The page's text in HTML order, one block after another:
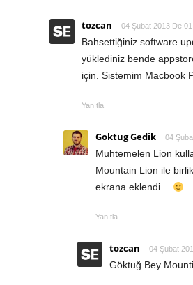
tozcan 04 Şubat 2013 De
Bahsettiğiniz software
yüklediniz bende
için. Sistemim Macbook
Yanıtla
Goktug Gedik 04
Muhtemelen Lion
Mountain Lion ile
ekrana eklendi…
Yanıtla
tozcan 04 Şubat
Göktuğ Bey